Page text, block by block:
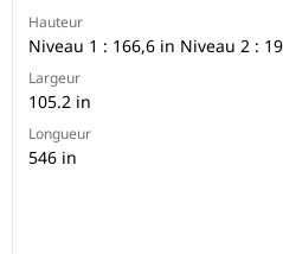
Hauteur
Niveau 1 : 166,6 in Niveau 2 :
Largeur
105.2 in
Longueur
546 in